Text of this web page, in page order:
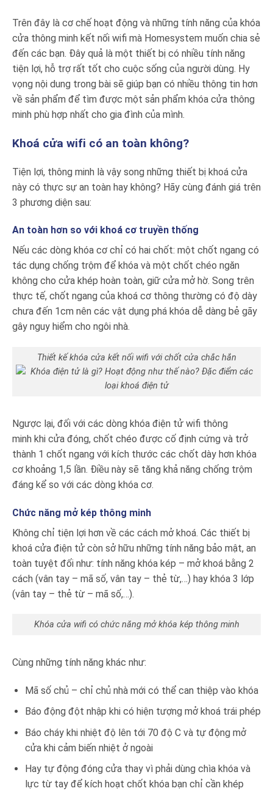
Trên đây là cơ chế hoạt động và những tính năng của khóa
cửa thông minh kết nối wifi mà Homesystem muốn chia sẻ
đến các bạn. Đây quả là một thiết bị có nhiều tính năng
tiện lợi, hỗ trợ rất tốt cho cuộc sống của người dùng. Hy
vọng nội dung trong bài sẽ giúp bạn có nhiều thông tin hơn
về sản phẩm để tìm được một sản phẩm khóa cửa thông
minh phù hợp nhất cho gia đình của mình.
Khoá cửa wifi có an toàn không?
Tiện lợi, thông minh là vậy song những thiết bị khoá cửa
này có thực sự an toàn hay không? Hãy cùng đánh giá trên
3 phương diện sau:
An toàn hơn so với khoá cơ truyền thống
Nếu các dòng khóa cơ chỉ có hai chốt: một chốt ngang có
tác dụng chống trộm để khóa và một chốt chéo ngăn
không cho cửa khép hoàn toàn, giữ cửa mở hờ. Song trên
thực tế, chốt ngang của khoá cơ thông thường có độ dày
chưa đến 1cm nên các vật dụng phá khóa dễ dàng bẻ gãy
gây nguy hiểm cho ngôi nhà.
Thiết kế khóa cửa kết nối wifi với chốt cửa chắc hắn
Ngược lại, đối với các dòng khóa điện tử wifi thông
minh khi cửa đóng, chốt chéo được cố định cứng và trở
thành 1 chốt ngang với kích thước các chốt dày hơn khóa
cơ khoảng 1,5 lần. Điều này sẽ tăng khả năng chống trộm
đáng kể so với các dòng khóa cơ.
Chức năng mở kép thông minh
Không chỉ tiện lợi hơn về các cách mở khoá. Các thiết bị
khoá cửa điện tử còn sở hữu những tính năng bảo mật, an
toàn tuyệt đối như: tính năng khóa kép – mở khoá bằng 2
cách (vân tay – mã số, vân tay – thẻ từ,…) hay khóa 3 lớp
(vân tay – thẻ từ – mã số,…).
Khóa cửa wifi có chức năng mở khóa kép thông minh
Cùng những tính năng khác như:
Mã số chủ – chỉ chủ nhà mới có thể can thiệp vào khóa
Báo động đột nhập khi có hiện tượng mở khoá trái phép
Báo cháy khi nhiệt độ lên tới 70 độ C và tự động mở
cửa khi cảm biến nhiệt ở ngoài
Hay tự động đóng cửa thay vì phải dùng chìa khóa và
lực từ tay để kích hoạt chốt khóa bạn chỉ cần khép